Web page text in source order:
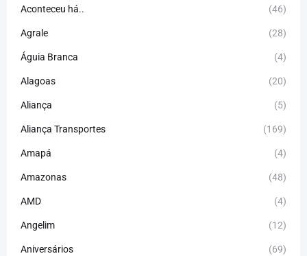
Aconteceu há.. (46)
Agrale (28)
Águia Branca (4)
Alagoas (20)
Aliança (5)
Aliança Transportes (169)
Amapá (4)
Amazonas (48)
AMD (4)
Angelim (12)
Aniversários (69)